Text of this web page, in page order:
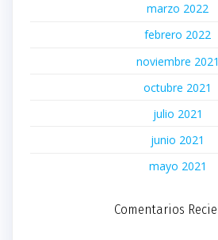
marzo 2022
febrero 2022
noviembre 2021
octubre 2021
julio 2021
junio 2021
mayo 2021
Comentarios